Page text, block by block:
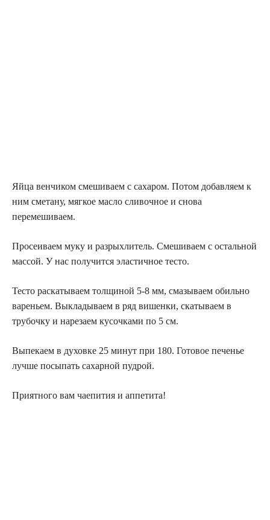
Яйца венчиком смешиваем с сахаром. Потом добавляем к
ним сметану, мягкое масло сливочное и снова
перемешиваем.
Просеиваем муку и разрыхлитель. Смешиваем с остальной
массой. У нас получится эластичное тесто.
Тесто раскатываем толщиной 5-8 мм, смазываем обильно
вареньем. Выкладываем в ряд вишенки, скатываем в
трубочку и нарезаем кусочками по 5 см.
Выпекаем в духовке 25 минут при 180. Готовое печенье
лучше посыпать сахарной пудрой.
Приятного вам чаепития и аппетита!